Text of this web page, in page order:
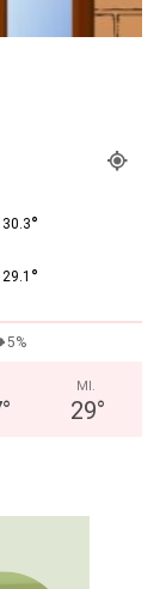
30.3°
29.1 °
5%
°
MI.
29°